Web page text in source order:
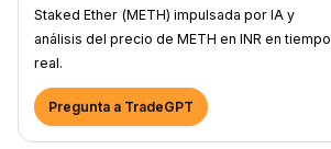
Staked Ether (METH) impulsada por IA y
análisis del precio de METH en INR en tiempo
real.
Pregunta a TradeGPT